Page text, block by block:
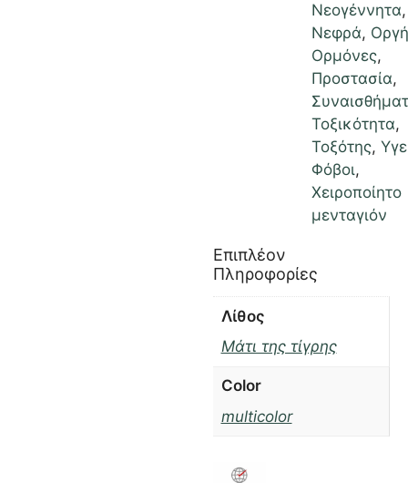
Νεογέννητα,
Νεφρά, Οργή
Ορμόνες,
Προστασία,
Τοξικότητα,
Τοξότης,
Φόβοι,
Χειροποίητο
μενταγιόν
Επιπλέον
Πληροφορίες
Λίθος
Μάτι της τίγρης
Color
multicolor